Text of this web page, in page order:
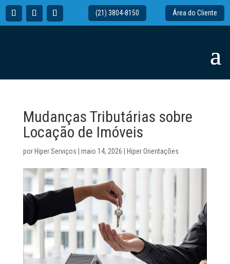
(21) 3804-8150 Área do Cliente
Mudanças Tributárias sobre
Locação de Imóveis
por Hiper Serviços maio 14, 2026 Hiper Orientações